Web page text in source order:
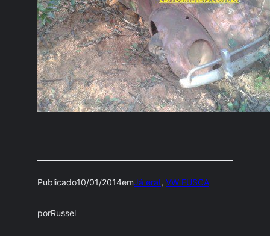
Publicado10/01/2014emJá era!, VW FUSCA
porRussel